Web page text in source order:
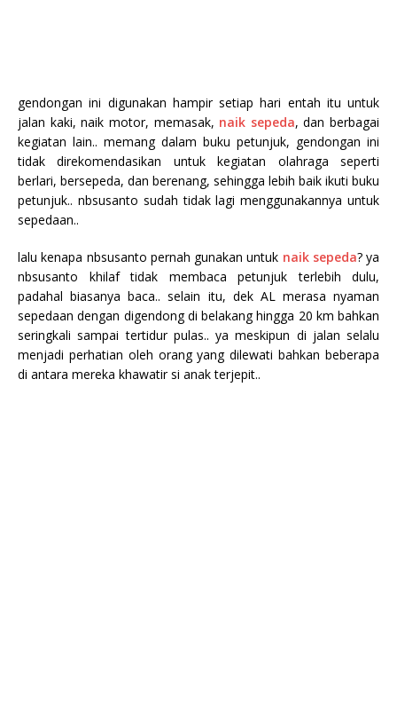
gendongan ini digunakan hampir setiap hari entah itu untuk
jalan kaki, naik motor, memasak, naik sepeda, dan berbagai
kegiatan lain.. memang dalam buku petunjuk, gendongan ini
tidak direkomendasikan untuk kegiatan olahraga seperti
berlari, bersepeda, dan berenang, sehingga lebih baik ikuti buku
petunjuk.. nbsusanto sudah tidak lagi menggunakannya untuk
sepedaan..
lalu kenapa nbsusanto pernah gunakan untuk naik sepeda? ya
nbsusanto khilaf tidak membaca petunjuk terlebih dulu,
padahal biasanya baca.. selain itu, dek AL merasa nyaman
sepedaan dengan digendong di belakang hingga 20 km bahkan
seringkali sampai tertidur pulas.. ya meskipun di jalan selalu
menjadi perhatian oleh orang yang dilewati bahkan beberapa
di antara mereka khawatir si anak terjepit..